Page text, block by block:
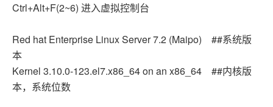
Ctrl+Alt+F(2~6) 进入虚拟控制台
Red hat Enterprise Linux Server 7.2 (Maipo) ##系统版
本
Kernel 3.10.0-123.el7.x86_64 on an x86_64 ##内核版
本，系统位数